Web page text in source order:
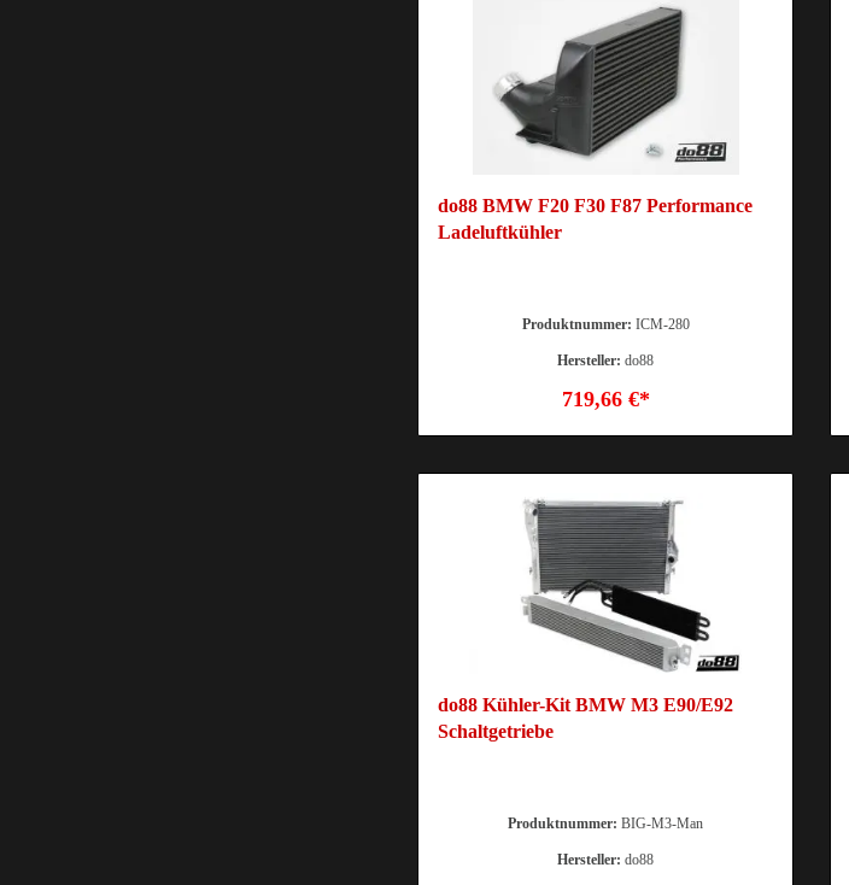
do88 BMW F20 F30 F87 Performance
Ladeluftkühler
Produktnummer: ICM-280
Hersteller:do88
719,66 €*
do88 Kühler-Kit BMW M3 E90/E92
Schaltgetriebe
Produktnummer:BIG-M3-Man
Hersteller:do88